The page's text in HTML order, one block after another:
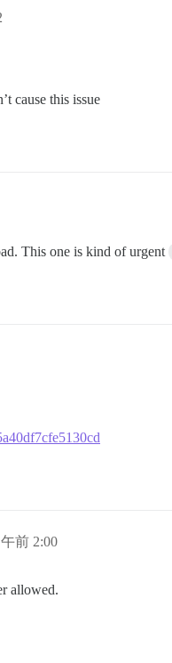
cause this issue
This one is kind of urgent
前 2:00
allowed.